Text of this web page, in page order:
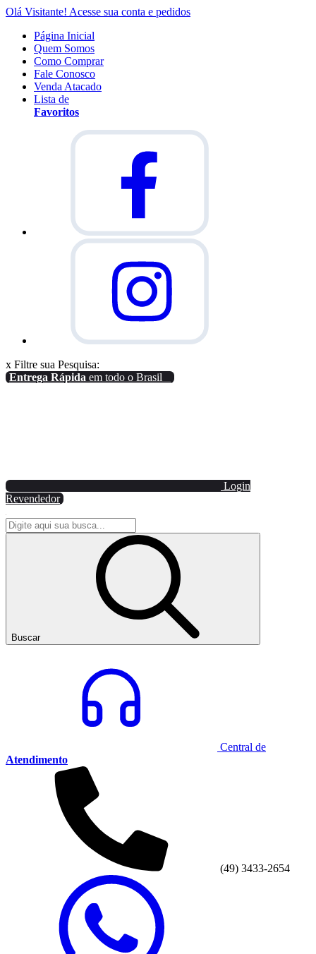
Olá Visitante! Acesse sua conta e pedidos
Página Inicial
Quem Somos
Como Comprar
Fale Conosco
Venda Atacado
Lista de
Favoritos
x Filtre sua Pesquisa:
Entrega Rápida em todo o Brasil
Login
Revendedor
Buscar
Central de
Atendimento
(49) 3433-2654